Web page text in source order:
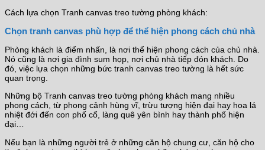
Cách lựa chọn Tranh canvas treo tường phòng khách:
Chọn tranh canvas phù hợp để thể hiện phong cách chủ nhà
Phòng khách là điểm nhấn, là nơi thể hiện phong cách của chủ nhà.
Nó cũng là nơi gia đình sum họp, nơi chủ nhà tiếp đón khách. Do
đó, việc lựa chọn những bức tranh canvas treo tường là hết sức
quan trọng.
Những bộ Tranh canvas treo tường phòng khách mang nhiều
phong cách, từ phong cảnh hùng vĩ, trừu tượng hiện đại hay hoa lá
nhiệt đới đến con phố cổ, làng quê yên bình hay thành phố hiện
đại…
Nếu bạn là những người trẻ ở những căn hộ chung cư, căn hộ cho